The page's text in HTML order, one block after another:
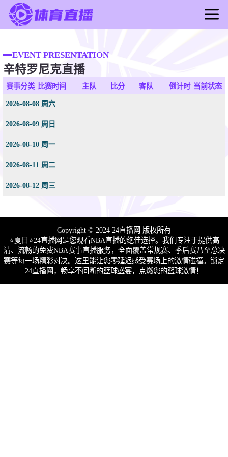
足球直播
篮球直播
足球录像
篮球新闻
EVENT PRESENTATION
辛特罗尼克直播
赛事分类 比赛时间 主队 比分 客队 倒计时 当前状态
2026-08-08 周六
2026-08-09 周日
2026-08-10 周一
2026-08-11 周二
2026-08-12 周三
Copyright © 2024 24直播网 版权所有
⭐️夏日⭐24直播网是您观看NBA直播的绝佳选择。我们专注于提供高
清、流畅的免费NBA赛事直播服务，全面覆盖常规赛、季后赛乃至总决
赛等每一场精彩对决。这里能让您零延迟感受赛场上的激情碰撞。锁定
24直播网，畅享不间断的篮球盛宴，点燃您的篮球激情！